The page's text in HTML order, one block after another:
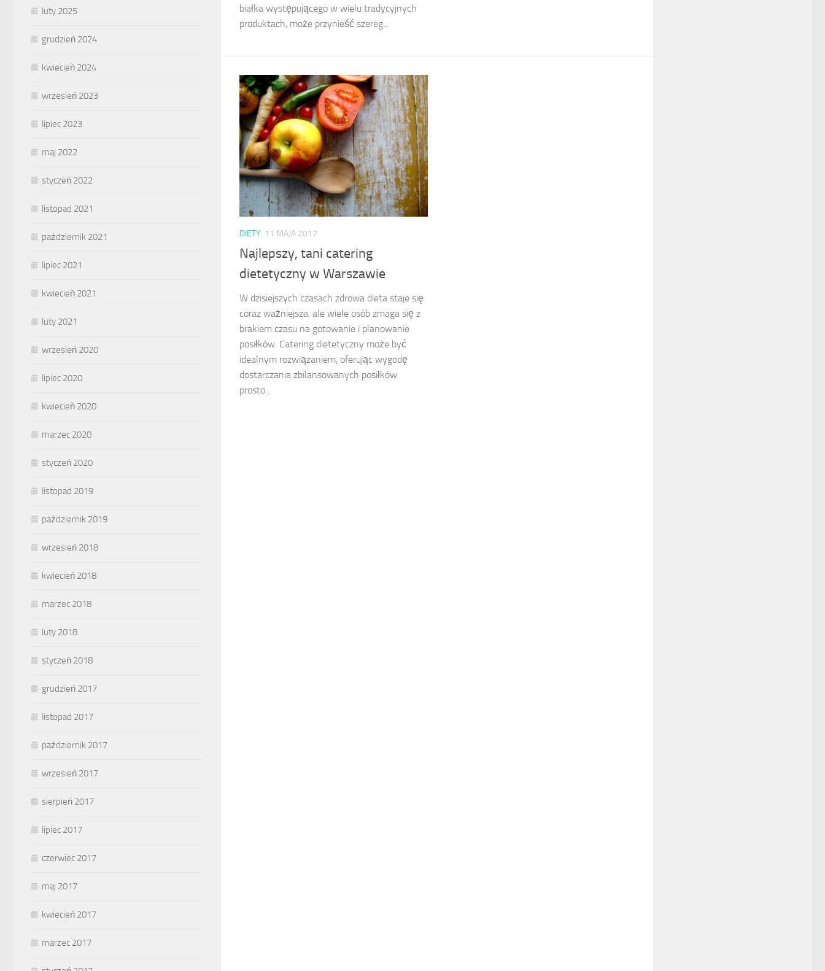
białka występującego w wielu tradycyjnych
produktach, może przynieść szereg...
DIETY 11 MAJA 2017
Najlepszy, tani catering
dietetyczny w Warszawie
W dzisiejszych czasach zdrowa dieta staje się
coraz ważniejsza, ale wiele osób zmaga się z
brakiem czasu na gotowanie i planowanie
posiłków. Catering dietetyczny może być
idealnym rozwiązaniem, oferując wygodę
dostarczania zbilansowanych posiłków
prosto...
luty 2025
grudzień 2024
kwiecień 2024
wrzesień 2023
lipiec 2023
maj 2022
styczeń 2022
listopad 2021
październik 2021
lipiec 2021
kwiecień 2021
luty 2021
wrzesień 2020
lipiec 2020
kwiecień 2020
marzec 2020
styczeń 2020
listopad 2019
październik 2019
wrzesień 2018
kwiecień 2018
marzec 2018
luty 2018
styczeń 2018
grudzień 2017
listopad 2017
październik 2017
wrzesień 2017
sierpień 2017
lipiec 2017
czerwiec 2017
maj 2017
kwiecień 2017
marzec 2017